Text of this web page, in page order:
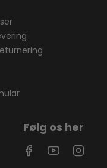
Følg os her